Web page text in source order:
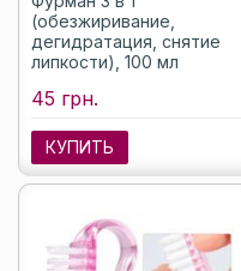
(обезжиривание,
дегидратация, снятие
липкости), 100 мл
45 грн.
КУПИТЬ